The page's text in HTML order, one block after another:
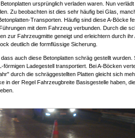
ursprünglich verladen waren. Nun
Zu beobachten ist dies sehr häufig bei Glas,
Transporten. Häufig sind diese A-Böcke
mit dem Fahrzeug verbunden. Durch die
zur Fahrzeugmitte geneigt und erleichtern durch ihr
deutlich die formflüssige Sicherung.
auch diese Betonplatten schräg gestellt wurden.
förmigen Ladegestell transportiert. Bei A-Böcken
durch die schräggestellten Platten gleicht sich
in der Regel Fahrzeugbreite Basisgestelle haben,